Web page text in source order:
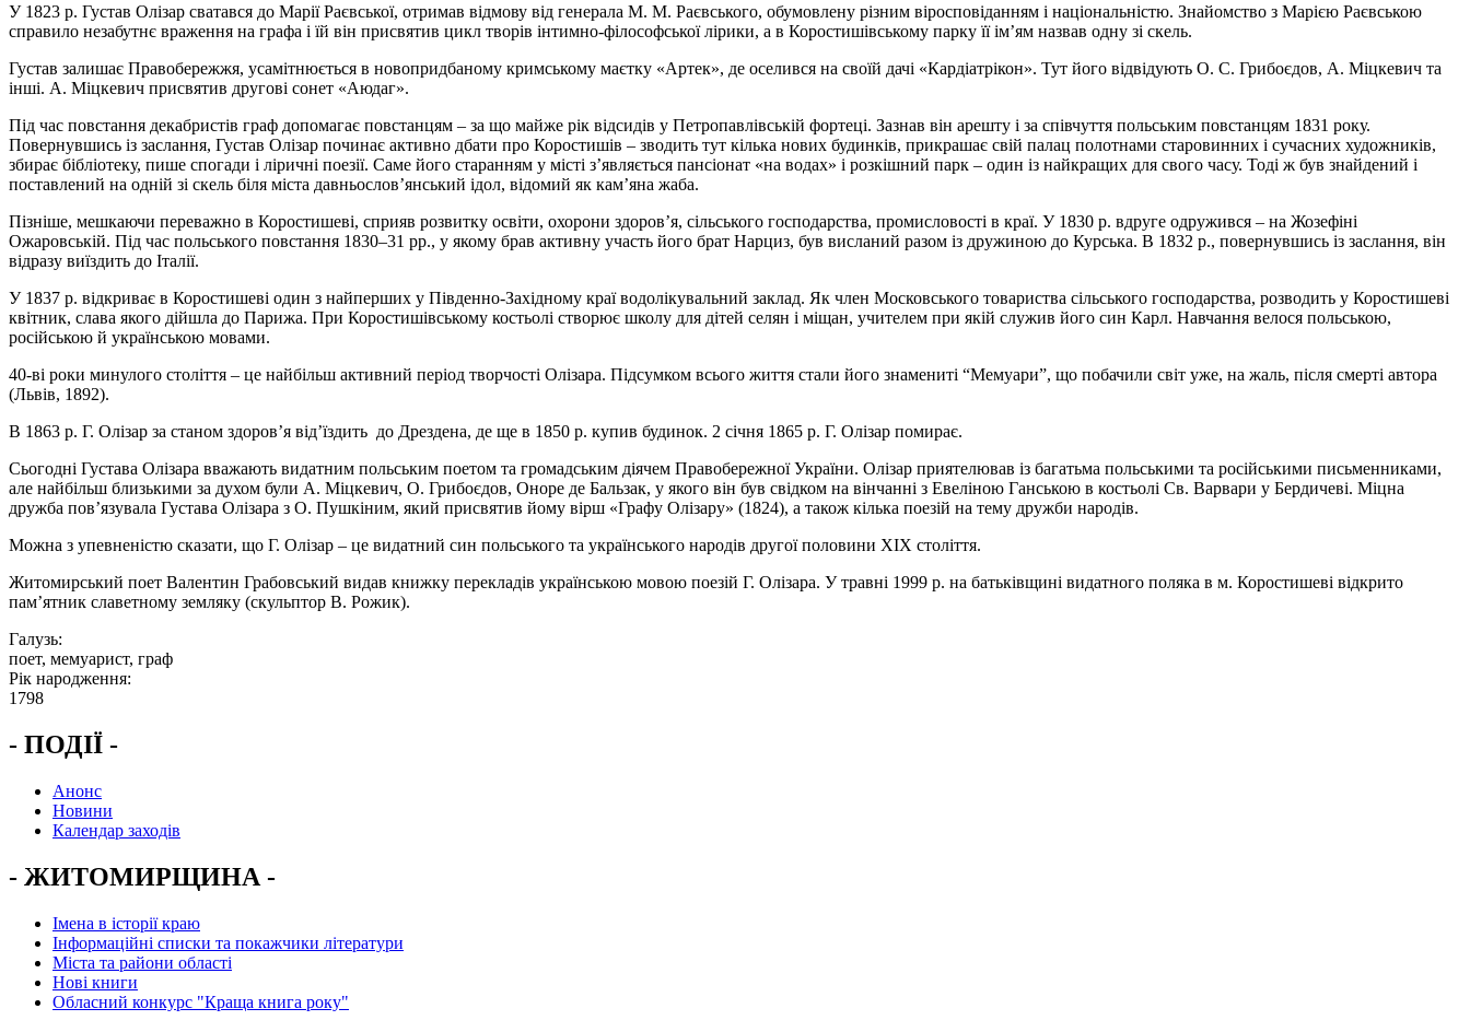
У 1823 р. Густав Олізар сватався до Марії Раєвської, отримав відмову від генерала М. М. Раєвського, обумовлену різним віросповіданням і національністю. Знайомство з Марією Раєвською
справило незабутнє враження на графа і їй він присвятив цикл творів інтимно-філософської лірики, а в Коростишівському парку її ім’ям назвав одну зі скель.
Густав залишає Правобережжя, усамітнюється в новопридбаному кримському маєтку «Артек», де оселився на своїй дачі «Кардіатрікон». Тут його відвідують О. С. Грибоєдов, А. Міцкевич та
інші. А. Міцкевич присвятив другові сонет «Аюдаг».
Під час повстання декабристів граф допомагає повстанцям – за що майже рік відсидів у Петропавлівській фортеці. Зазнав він арешту і за співчуття польським повстанцям 1831 року.
Повернувшись із заслання, Густав Олізар починає активно дбати про Коростишів – зводить тут кілька нових будинків, прикрашає свій палац полотнами старовинних і сучасних художників,
збирає бібліотеку, пише спогади і ліричні поезії. Саме його старанням у місті з’являється пансіонат «на водах» і розкішний парк – один із найкращих для свого часу. Тоді ж був знайдений і
поставлений на одній зі скель біля міста давньослов’янський ідол, відомий як кам’яна жаба.
Пізніше, мешкаючи переважно в Коростишеві, сприяв розвитку освіти, охорони здоров’я, сільського господарства, промисловості в краї. У 1830 р. вдруге одружився – на Жозефіні
Ожаровській. Під час польського повстання 1830–31 рр., у якому брав активну участь його брат Нарциз, був висланий разом із дружиною до Курська. В 1832 р., повернувшись із заслання, він
відразу виїздить до Італії.
У 1837 р. відкриває в Коростишеві один з найперших у Південно-Західному краї водолікувальний заклад. Як член Московського товариства сільського господарства, розводить у Коростишеві
квітник, слава якого дійшла до Парижа. При Коростишівському костьолі створює школу для дітей селян і міщан, учителем при якій служив його син Карл. Навчання велося польською,
російською й українською мовами.
40-ві роки минулого століття – це найбільш активний період творчості Олізара. Підсумком всього життя стали його знамениті “Мемуари”, що побачили світ уже, на жаль, після смерті автора
(Львів, 1892).
В 1863 р. Г. Олізар за станом здоров’я від’їздить до Дрездена, де ще в 1850 р. купив будинок. 2 січня 1865 р. Г. Олізар помирає.
Сьогодні Густава Олізара вважають видатним польським поетом та громадським діячем Правобережної України. Олізар приятелював із багатьма польськими та російськими письменниками,
але найбільш близькими за духом були А. Міцкевич, О. Грибоєдов, Оноре де Бальзак, у якого він був свідком на вінчанні з Евеліною Ганською в костьолі Св. Варвари у Бердичеві. Міцна
дружба пов’язувала Густава Олізара з О. Пушкіним, який присвятив йому вірш «Графу Олізару» (1824), а також кілька поезій на тему дружби народів.
Можна з упевненістю сказати, що Г. Олізар – це видатний син польського та українського народів другої половини ХІХ століття.
Житомирський поет Валентин Грабовський видав книжку перекладів українською мовою поезій Г. Олізара. У травні 1999 р. на батьківщині видатного поляка в м. Коростишеві відкрито
пам’ятник славетному земляку (скульптор В. Рожик).
Галузь:
поет, мемуарист, граф
Рік народження:
1798
- ПОДІЇ -
Анонс
Новини
Календар заходів
- ЖИТОМИРЩИНА -
Імена в історії краю
Інформаційні списки та покажчики літератури
Міста та райони області
Нові книги
Обласний конкурс "Краща книга року"